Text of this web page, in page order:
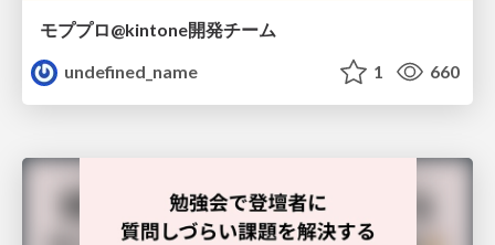
モププロ@kintone開発チーム
undefined_name
1 660